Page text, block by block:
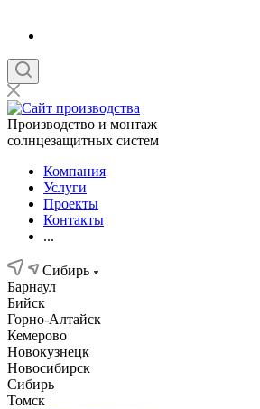
Производство и монтаж
солнцезащитных систем
Компания
Услуги
Проекты
Контакты
...
Сибирь
Барнаул
Бийск
Горно-Алтайск
Кемерово
Новокузнецк
Новосибирск
Сибирь
Томск